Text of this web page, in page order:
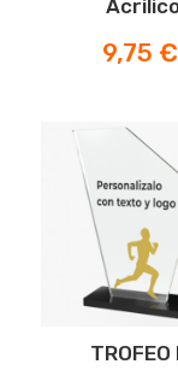
Prezzo
9,75 €
TROFEO